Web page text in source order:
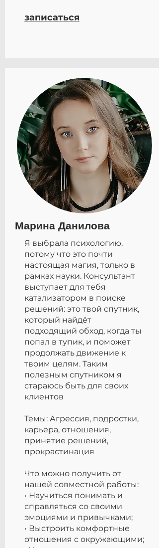
записаться
Марина Данилова
Я выбрала психологию,
потому что это почти
настоящая магия, только в
рамках науки. Консультант
выступает для тебя
катализатором в поиске
решений: это твой спутник,
который найдёт
подходящий обход, когда ты
попал в тупик, и поможет
продолжать движение к
твоим целям. Таким
полезным спутником я
стараюсь быть для своих
клиентов
Темы: Агрессия, подростки,
карьера, отношения,
принятие решений,
прокрастинация
Что можно получить от
нашей совместной работы:
• Научиться понимать и
справляться со своими
эмоциями и привычками;
• Выстроить комфортные
отношения с окружающими;